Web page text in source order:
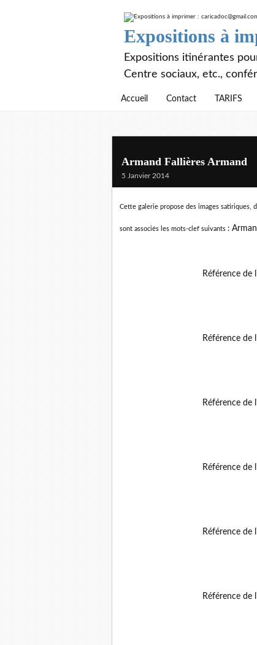
Expositions à
Expositions itinérantes
Centre sociaux, etc.,
Accueil Contact TARIFS
Armand Fallières Armand
5 Janvier 2014
Cette galerie propose des images satiriques,
sont associés les mots-clef suivants :
Référence de
Référence de
Référence de
Référence de
Référence de
Référence de